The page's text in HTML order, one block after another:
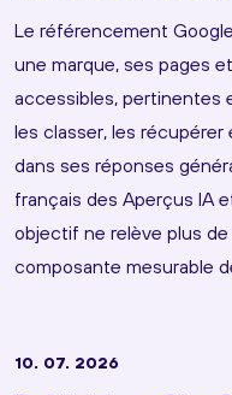
Le référencement
une marque, ses pages
accessibles, pertinentes
les classer, les
dans ses réponses
français des Aperçus IA
objectif ne relève plus
composante mesurable
10. 07. 2026